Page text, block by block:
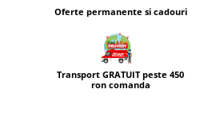
Oferte permanente si cadouri
Transport GRATUIT peste 450
ron comanda